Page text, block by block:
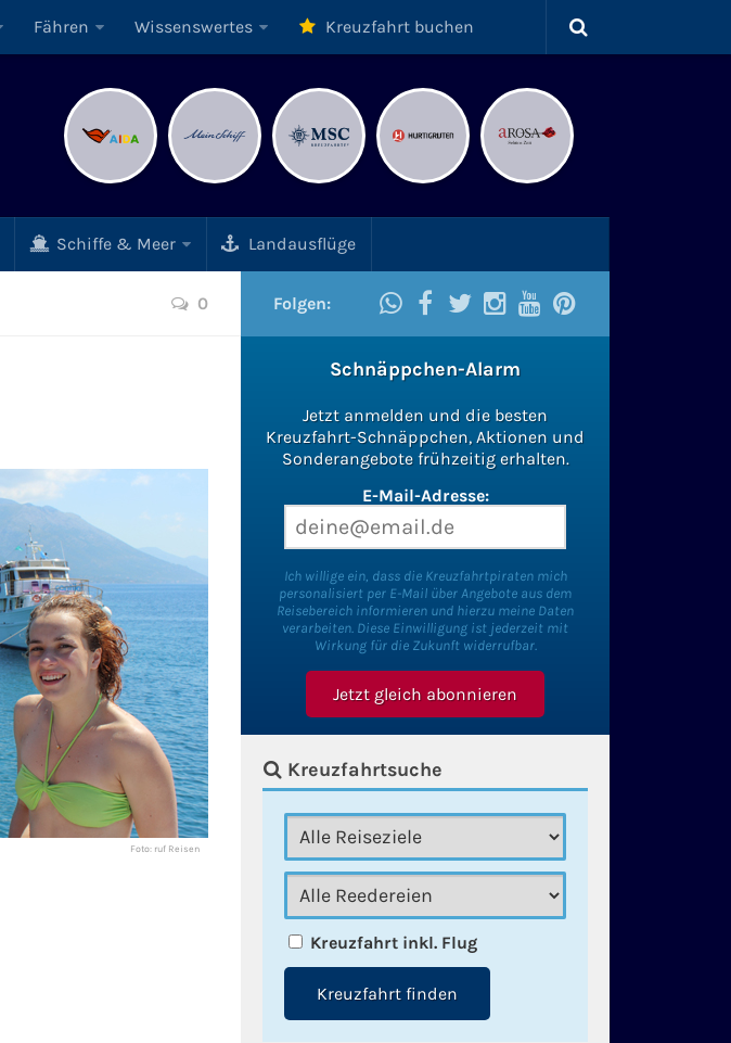
Fähren Wissenswertes Kreuzfahrt buchen
Schiffe & Meer Landausflüge
0
Foto: ruf Reisen
Folgen:
Schnäppchen-Alarm
Jetzt anmelden und die besten
Kreuzfahrt-Schnäppchen, Aktionen und
Sonderangebote frühzeitig erhalten.
E-Mail-Adresse:
Ich willige ein, dass die Kreuzfahrtpiraten mich
personalisiert per E-Mail über Angebote aus dem
Reisebereich informieren und hierzu meine Daten
verarbeiten. Diese Einwilligung ist jederzeit mit
Wirkung für die Zukunft widerrufbar.
Kreuzfahrtsuche
Kreuzfahrt inkl. Flug
Kreuzfahrt finden